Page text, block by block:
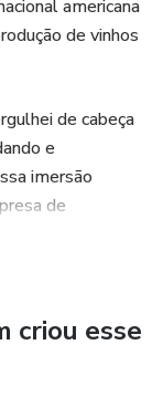
americana
de vinhos
de cabeça
e
imersão
de
vinícolas,
imersos
um
Borgonha,
criou esse